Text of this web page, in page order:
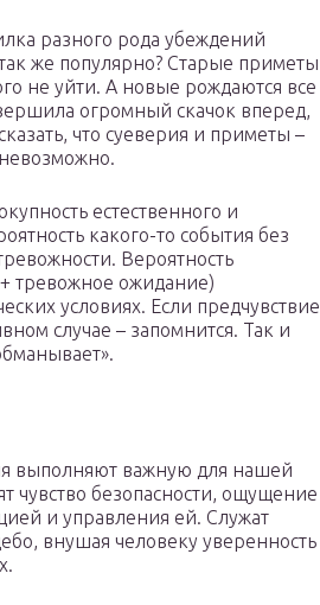
разного рода убеждений
же популярно? Старые приметы
не уйти. А новые рождаются все
огромный скачок вперед,
что суеверия и приметы –
естественного и
какого-то события без
Вероятность
тревожное ожидание)
условиях. Если предчувствие
случае – запомнится. Так и
выполняют важную для нашей
чувство безопасности, ощущение
и управления ей. Служат
внушая человеку уверенность